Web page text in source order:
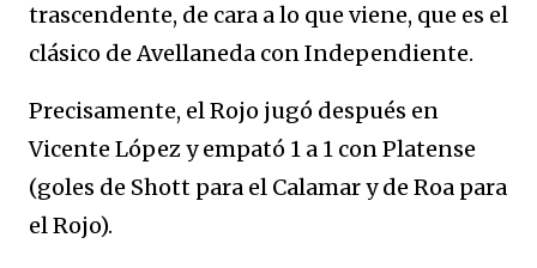
trascendente, de cara a lo que viene, que es el
clásico de Avellaneda con Independiente.
Precisamente, el Rojo jugó después en
Vicente López y empató 1 a 1 con Platense
(goles de Shott para el Calamar y de Roa para
el Rojo).